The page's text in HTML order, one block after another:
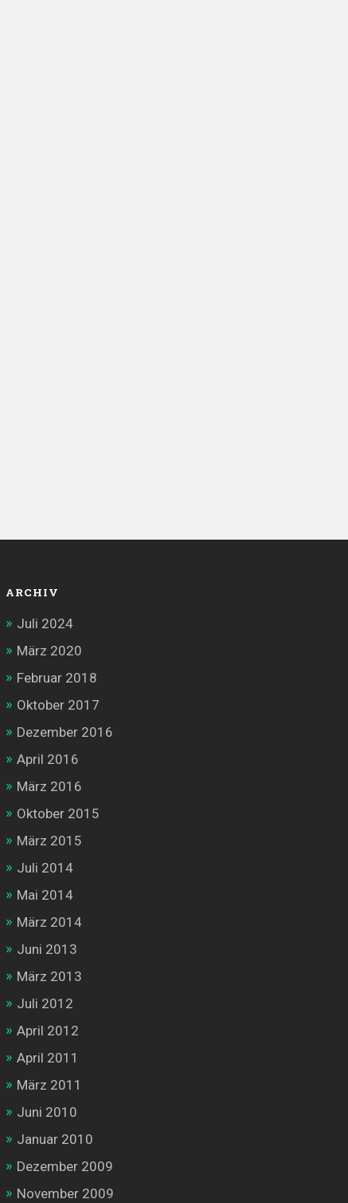
ARCHIV
Juli 2024
März 2020
Februar 2018
Oktober 2017
Dezember 2016
April 2016
März 2016
Oktober 2015
März 2015
Juli 2014
Mai 2014
März 2014
Juni 2013
März 2013
Juli 2012
April 2012
April 2011
März 2011
Juni 2010
Januar 2010
Dezember 2009
November 2009